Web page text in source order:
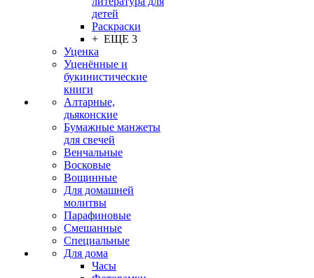
детей
Раскраски
+ ЕЩЕ 3
Уценка
Уценённые и
букинистические
книги
Алтарные,
дьяконские
Бумажные манжеты
для свечей
Венчальные
Восковые
Вощинные
Для домашней
молитвы
Парафиновые
Смешанные
Специальные
Для дома
Часы